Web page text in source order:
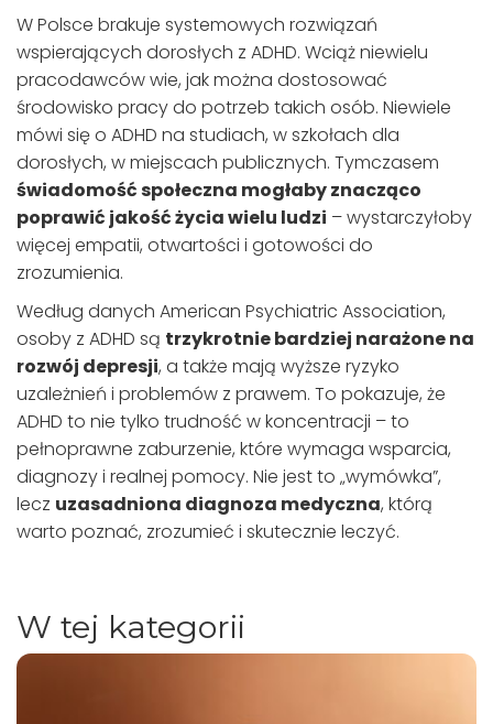
W Polsce brakuje systemowych rozwiązań
wspierających dorosłych z ADHD. Wciąż niewielu
pracodawców wie, jak można dostosować
środowisko pracy do potrzeb takich osób. Niewiele
mówi się o ADHD na studiach, w szkołach dla
dorosłych, w miejscach publicznych. Tymczasem
świadomość społeczna mogłaby znacząco
poprawić jakość życia wielu ludzi – wystarczyłoby
więcej empatii, otwartości i gotowości do
zrozumienia.
Według danych American Psychiatric Association,
osoby z ADHD są trzykrotnie bardziej narażone na
rozwój depresji, a także mają wyższe ryzyko
uzależnień i problemów z prawem. To pokazuje, że
ADHD to nie tylko trudność w koncentracji – to
pełnoprawne zaburzenie, które wymaga wsparcia,
diagnozy i realnej pomocy. Nie jest to „wymówka”,
lecz uzasadniona diagnoza medyczna, którą
warto poznać, zrozumieć i skutecznie leczyć.
W tej kategorii